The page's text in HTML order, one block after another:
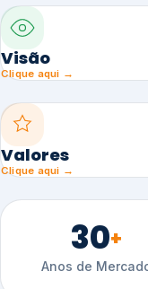
Visão
Clique aqui →
Valores
Clique aqui →
30+
Anos de